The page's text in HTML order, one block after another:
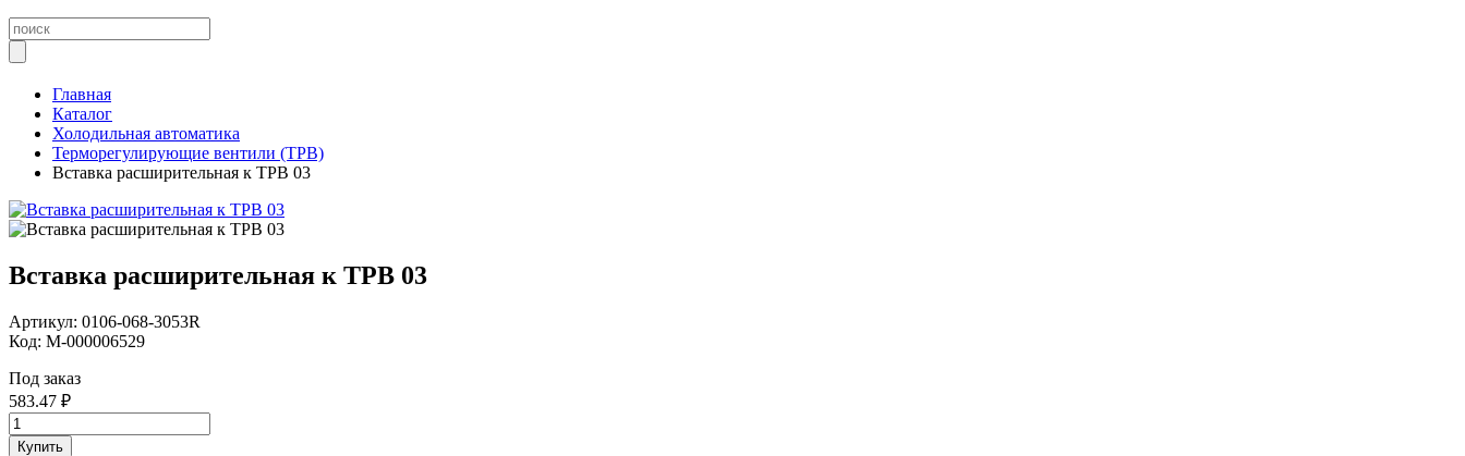
Главная
Каталог
Холодильная автоматика
Терморегулирующие вентили (ТРВ)
Вставка расширительная к ТРВ 03
Вставка расширительная к ТРВ 03
Артикул: 0106-068-3053R
Код: М-000006529
Под заказ
583.47 ₽
Купить